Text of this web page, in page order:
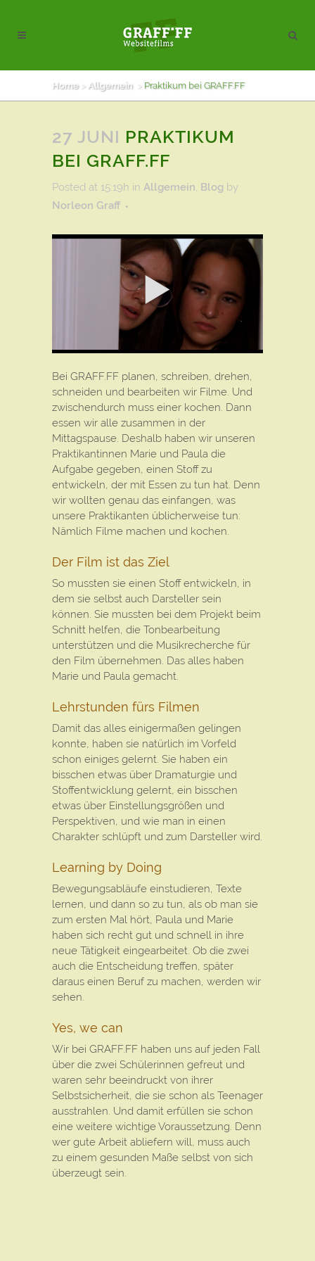
Home> Allgemein > Praktikum bei GRAFF.FF
27 JUNI PRAKTIKUM
BEI GRAFF.FF
Posted at 15:19h in Allgemein, Blog by
Norleon Graff
Bei GRAFF.FF planen, schreiben, drehen,
schneiden und bearbeiten wir Filme. Und
zwischendurch muss einer kochen. Dann
essen wir alle zusammen in der
Mittagspause. Deshalb haben wir unseren
Praktikantinnen Marie und Paula die
Aufgabe gegeben, einen Stoff zu
entwickeln, der mit Essen zu tun hat. Denn
wir wollten genau das einfangen, was
unsere Praktikanten üblicherweise tun:
Nämlich Filme machen und kochen.
Der Film ist das Ziel
So mussten sie einen Stoff entwickeln, in
dem sie selbst auch Darsteller sein
können. Sie mussten bei dem Projekt beim
Schnitt helfen, die Tonbearbeitung
unterstützen und die Musikrecherche für
den Film übernehmen. Das alles haben
Marie und Paula gemacht.
Lehrstunden fürs Filmen
Damit das alles einigermaßen gelingen
konnte, haben sie natürlich im Vorfeld
schon einiges gelernt. Sie haben ein
bisschen etwas über Dramaturgie und
Stoffentwicklung gelernt, ein bisschen
etwas über Einstellungsgrößen und
Perspektiven, und wie man in einen
Charakter schlüpft und zum Darsteller wird.
Learning by Doing
Bewegungsabläufe einstudieren, Texte
lernen, und dann so zu tun, als ob man sie
zum ersten Mal hört, Paula und Marie
haben sich recht gut und schnell in ihre
neue Tätigkeit eingearbeitet. Ob die zwei
auch die Entscheidung treffen, später
daraus einen Beruf zu machen, werden wir
sehen.
Yes, we can
Wir bei GRAFF.FF haben uns auf jeden Fall
über die zwei Schülerinnen gefreut und
waren sehr beeindruckt von ihrer
Selbstsicherheit, die sie schon als Teenager
ausstrahlen. Und damit erfüllen sie schon
eine weitere wichtige Voraussetzung. Denn
wer gute Arbeit abliefern will, muss auch
zu einem gesunden Maße selbst von sich
überzeugt sein.